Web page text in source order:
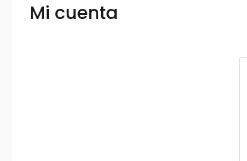
Mi cuenta